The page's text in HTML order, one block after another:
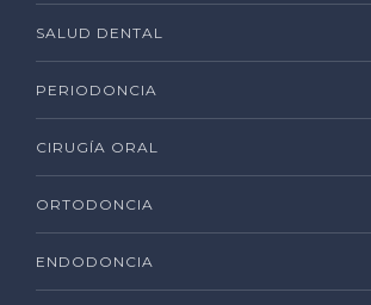
SALUD DENTAL
PERIODONCIA
CIRUGÍA ORAL
ORTODONCIA
ENDODONCIA